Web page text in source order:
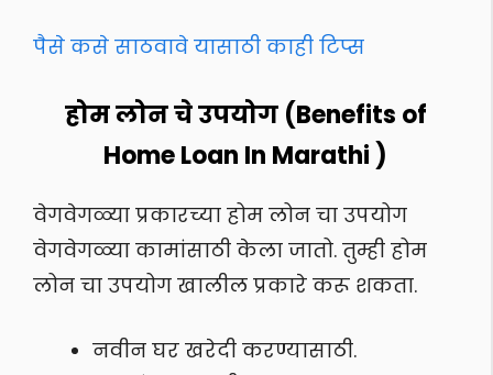
पैसे कसे साठवावे यासाठी काही टिप्स
होम लोन चे उपयोग (Benefits of
Home Loan In Marathi )
वेगवेगळ्या प्रकारच्या होम लोन चा उपयोग
वेगवेगळ्या कामांसाठी केला जातो. तुम्ही होम
लोन चा उपयोग खालील प्रकारे करू शकता.
नवीन घर खरेदी करण्यासाठी.